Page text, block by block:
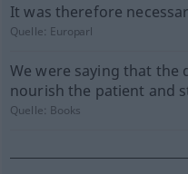
It was therefore
Quelle: Europarl
We were saying that the
nourish the patient and
Quelle: Books